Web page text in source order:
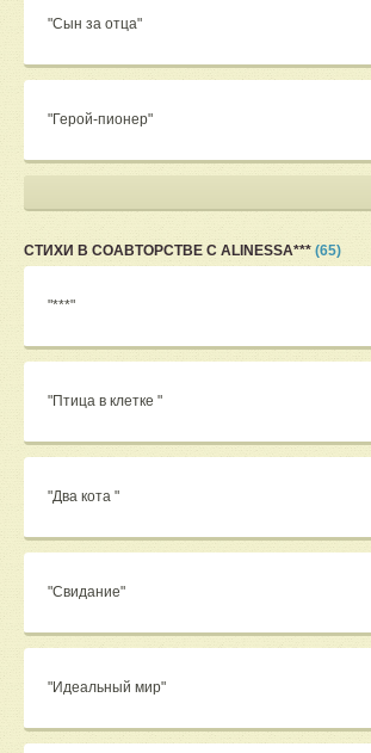
"Сын за отца"
"Герой-пионер"
СТИХИ В СОАВТОРСТВЕ С ALINESSA*** (65)
"***"
"Птица в клетке "
"Два кота "
"Свидание"
"Идеальный мир"